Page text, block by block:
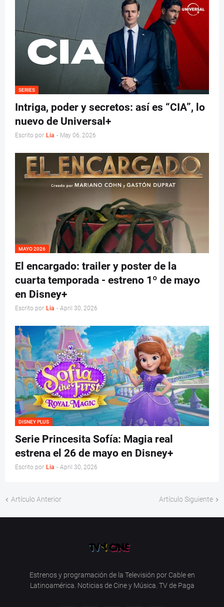
SERIES
Intriga, poder y secretos: así es “CIA”, lo
nuevo de Universal+
Escrito por Lia - May 06, 2026
MAYO 2026
El encargado: trailer y poster de la
cuarta temporada - estreno 1º de mayo
en Disney+
Escrito por Lia - April 30, 2026
DISNEY PLUS
Serie Princesita Sofía: Magia real
estrena el 26 de mayo en Disney+
Escrito por Lia - April 30, 2026
Artículo Anterior Artículo Siguiente
Estrenos y programación de la Televisión por Cable en
Latinoamérica. Noticias de Cine y Música. TV de Paga